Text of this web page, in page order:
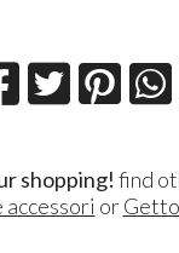
shopping! find
accessori or